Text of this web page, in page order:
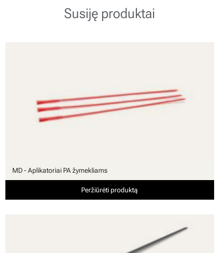
Susiję produktai
MD - Aplikatoriai PA žymekliams
Peržiūrėti produktą